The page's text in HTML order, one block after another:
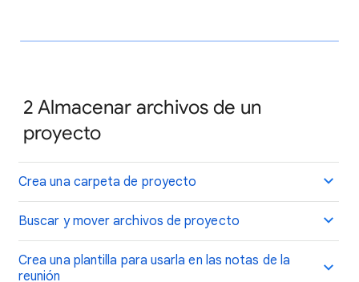
2 Almacenar archivos de un
proyecto
Crea una carpeta de proyecto
Buscar y mover archivos de proyecto
Crea una plantilla para usarla en las notas de la
reunión